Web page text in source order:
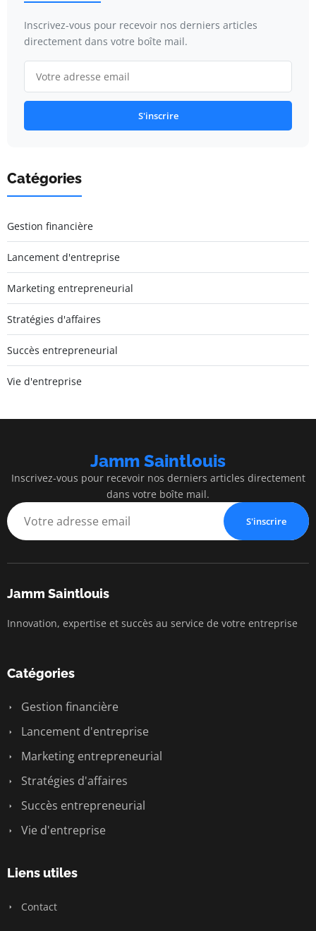
Inscrivez-vous pour recevoir nos derniers articles
directement dans votre boîte mail.
S'inscrire
Catégories
Gestion financière
Lancement d'entreprise
Marketing entrepreneurial
Stratégies d'affaires
Succès entrepreneurial
Vie d'entreprise
Jamm Saintlouis
Inscrivez-vous pour recevoir nos derniers articles directement
dans votre boîte mail.
S'inscrire
Jamm Saintlouis
Innovation, expertise et succès au service de votre entreprise
Catégories
Gestion financière
Lancement d'entreprise
Marketing entrepreneurial
Stratégies d'affaires
Succès entrepreneurial
Vie d'entreprise
Liens utiles
Contact